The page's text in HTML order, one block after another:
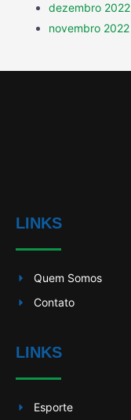
dezembro 2022
novembro 2022
LINKS
Quem Somos
Contato
LINKS
Esporte